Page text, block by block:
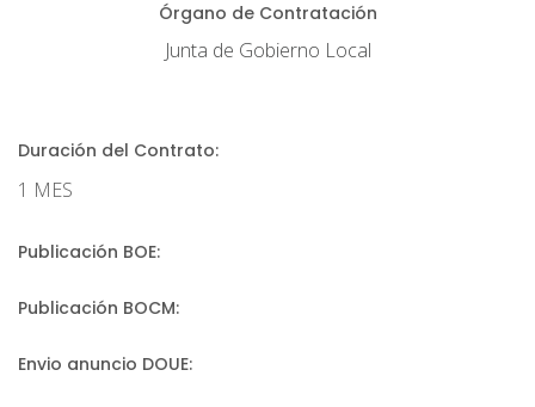
Órgano de Contratación
Junta de Gobierno Local
Duración del Contrato:
1 MES
Publicación BOE:
Publicación BOCM:
Envio anuncio DOUE: